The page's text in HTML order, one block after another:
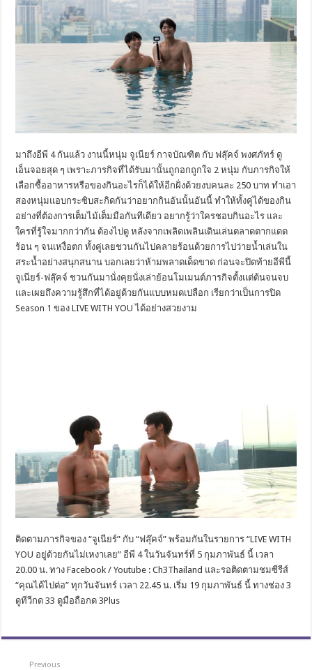
มาถึงอีพี 4 กันแล้ว งานนี้หนุ่ม จูเนียร์ กาจบัณฑิต กับ ฟลุ๊คจ์ พงศภัทร์ ดู
เอ็นจอยสุด ๆ เพราะภารกิจที่ได้รับมานั้นถูกอกถูกใจ 2 หนุ่ม กับภารกิจให้
เลือกซื้ออาหารหรือของกินอะไรก็ได้ให้อีกฝั่งด้วยงบคนละ 250 บาท ทำเอา
สองหนุ่มแอบกระซิบสะกิดกันว่าอยากกินอันนั้นอันนี้ ทำให้ทั้งคู่ได้ของกิน
อย่างที่ต้องการเต็มไม้เต็มมือกันทีเดียว อยากรู้ว่าใครชอบกินอะไร และ
ใครที่รู้ใจมากกว่ากัน ต้องไปดู หลังจากเพลิดเพลินเดินเล่นตลาดตากแดด
ร้อน ๆ จนเหงื่อตก ทั้งคู่เลยชวนกันไปคลายร้อนด้วยการไปว่ายน้ำเล่นใน
สระน้ำอย่างสนุกสนาน บอกเลยว่าห้ามพลาดเด็ดขาด ก่อนจะปิดท้ายอีพีนี้
จูเนียร์-ฟลุ๊คจ์ ชวนกันมานั่งคุยนั่งเล่าย้อนโมเมนต์ภารกิจตั้งแต่ต้นจนจบ
และเผยถึงความรู้สึกที่ได้อยู่ด้วยกันแบบหมดเปลือก เรียกว่าเป็นการปิด
Season 1 ของ LIVE WITH YOU ได้อย่างสวยงาม
​ติดตามภารกิจของ “จูเนียร์” กับ “ฟลุ๊คจ์” พร้อมกันในรายการ “LIVE WITH
YOU อยู่ด้วยกันไม่เหงาเลย” อีพี 4 ในวันจันทร์ที่ 5 กุมภาพันธ์ นี้ เวลา
20.00 น. ทาง Facebook / Youtube : Ch3Thailand และรอติดตามชมซีรีส์
“คุณได้ไปต่อ” ทุกวันจันทร์ เวลา 22.45 น. เริ่ม 19 กุมภาพันธ์ นี้ ทางช่อง 3
ดูทีวีกด 33 ดูมือถือกด 3Plus
Previous